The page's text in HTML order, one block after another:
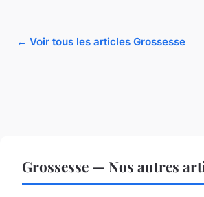
← Voir tous les articles Grossesse
Grossesse — Nos autres